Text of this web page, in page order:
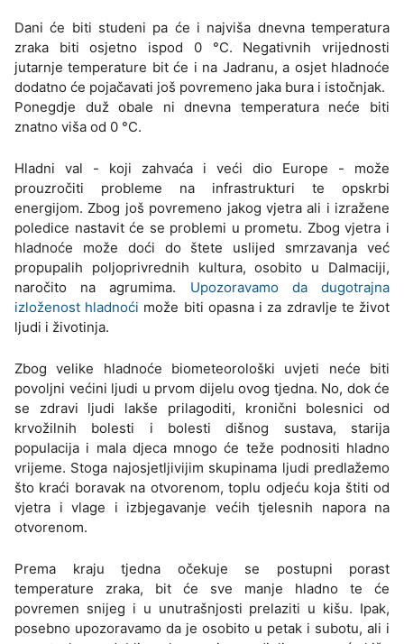
Dani će biti studeni pa će i najviša dnevna temperatura
zraka biti osjetno ispod 0 °C. Negativnih vrijednosti
jutarnje temperature bit će i na Jadranu, a osjet hladnoće
dodatno će pojačavati još povremeno jaka bura i istočnjak.
Ponegdje duž obale ni dnevna temperatura neće biti
znatno viša od 0 °C.
Hladni val - koji zahvaća i veći dio Europe - može
prouzročiti probleme na infrastrukturi te opskrbi
energijom. Zbog još povremeno jakog vjetra ali i izražene
poledice nastavit će se problemi u prometu. Zbog vjetra i
hladnoće može doći do štete uslijed smrzavanja već
propupalih poljoprivrednih kultura, osobito u Dalmaciji,
naročito na agrumima. Upozoravamo da dugotrajna
izloženost hladnoći može biti opasna i za zdravlje te život
ljudi i životinja.
Zbog velike hladnoće biometeorološki uvjeti neće biti
povoljni većini ljudi u prvom dijelu ovog tjedna. No, dok će
se zdravi ljudi lakše prilagoditi, kronični bolesnici od
krvožilnih bolesti i bolesti dišnog sustava, starija
populacija i mala djeca mnogo će teže podnositi hladno
vrijeme. Stoga najosjetljivijim skupinama ljudi predlažemo
što kraći boravak na otvorenom, toplu odjeću koja štiti od
vjetra i vlage i izbjegavanje većih tjelesnih napora na
otvorenom.
Prema kraju tjedna očekuje se postupni porast
temperature zraka, bit će sve manje hladno te će
povremen snijeg i u unutrašnjosti prelaziti u kišu. Ipak,
posebno upozoravamo da je osobito u petak i subotu, ali i